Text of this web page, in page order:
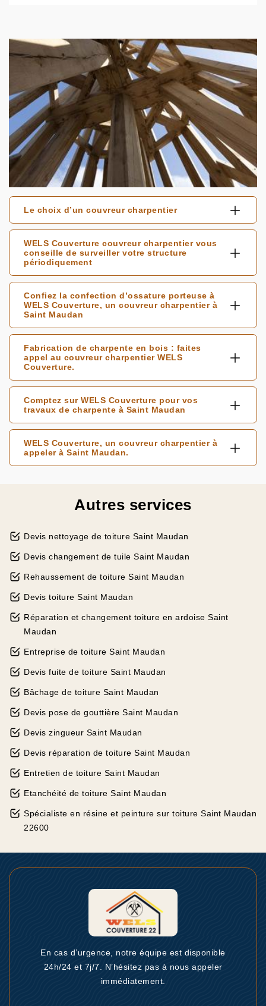
Le choix d’un couvreur charpentier
WELS Couverture couvreur charpentier vous
conseille de surveiller votre structure
périodiquement
Confiez la confection d’ossature porteuse à
WELS Couverture, un couvreur charpentier à
Saint Maudan
Fabrication de charpente en bois : faites
appel au couvreur charpentier WELS
Couverture.
Comptez sur WELS Couverture pour vos
travaux de charpente à Saint Maudan
WELS Couverture, un couvreur charpentier à
appeler à Saint Maudan.
Autres services
Devis nettoyage de toiture Saint Maudan
Devis changement de tuile Saint Maudan
Rehaussement de toiture Saint Maudan
Devis toiture Saint Maudan
Réparation et changement toiture en ardoise Saint
Maudan
Entreprise de toiture Saint Maudan
Devis fuite de toiture Saint Maudan
Bâchage de toiture Saint Maudan
Devis pose de gouttière Saint Maudan
Devis zingueur Saint Maudan
Devis réparation de toiture Saint Maudan
Entretien de toiture Saint Maudan
Etanchéité de toiture Saint Maudan
Spécialiste en résine et peinture sur toiture Saint Maudan
22600
En cas d’urgence, notre équipe est disponible
24h/24 et 7j/7. N’hésitez pas à nous appeler
immédiatement.